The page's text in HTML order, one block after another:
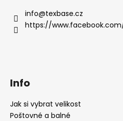
info@texbase.cz
https://
Info
Jak si vybrat velikost
Poštovné a balné